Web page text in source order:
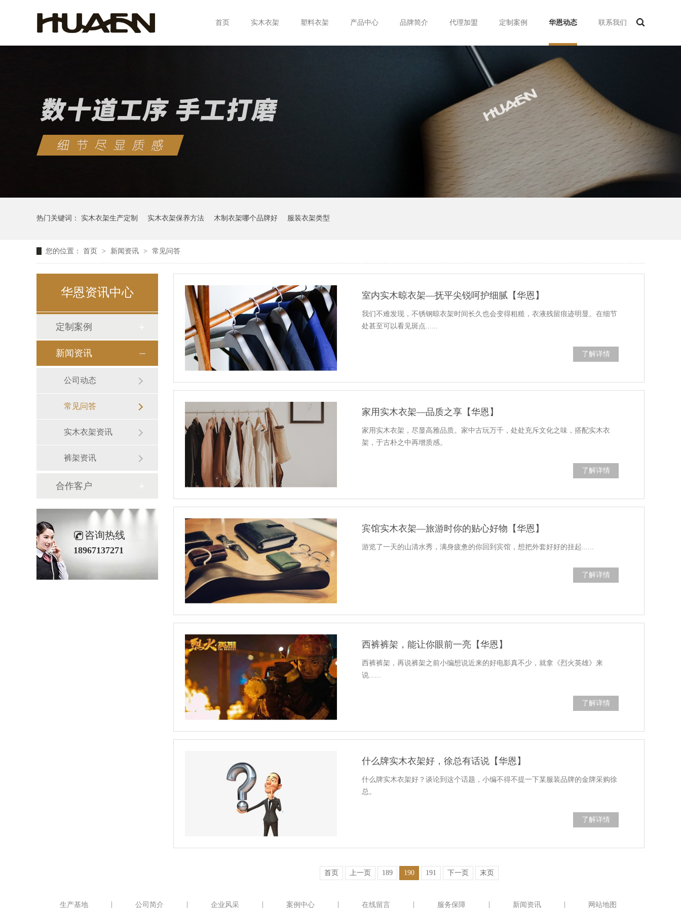
首页 实木衣架 塑料衣架 产品中心 品牌简介 代理加盟 定制案例 华恩动态 联系我们
热门关键词： 实木衣架生产定制 实木衣架保养方法 木制衣架哪个品牌好 服装衣架类型
您的位置： 首页 > 新闻资讯 > 常见问答
华恩资讯中心
定制案例
新闻资讯
公司动态
常见问答
实木衣架资讯
裤架资讯
合作客户
咨询热线
18967137271
室内实木晾衣架—抚平尖锐呵护细腻【华恩】
我们不难发现，不锈钢晾衣架时间长久也会变得粗糙，衣液残留痕迹明显。在细节
处甚至可以看见斑点......
了解详情
家用实木衣架—品质之享【华恩】
家用实木衣架，尽显高雅品质。家中古玩万千，处处充斥文化之味，搭配实木衣
架，于古朴之中再增质感。
了解详情
宾馆实木衣架—旅游时你的贴心好物【华恩】
游览了一天的山清水秀，满身疲惫的你回到宾馆，想把外套好好的挂起......
了解详情
西裤裤架，能让你眼前一亮【华恩】
西裤裤架，再说裤架之前小编想说近来的好电影真不少，就拿《烈火英雄》来
说......
了解详情
什么牌实木衣架好，徐总有话说【华恩】
什么牌实木衣架好？谈论到这个话题，小编不得不提一下某服装品牌的金牌采购徐
总。
了解详情
首页 上一页 189 190 191 下一页 末页
生产基地 公司简介 企业风采 案例中心 在线留言 服务保障 新闻资讯 网站地图